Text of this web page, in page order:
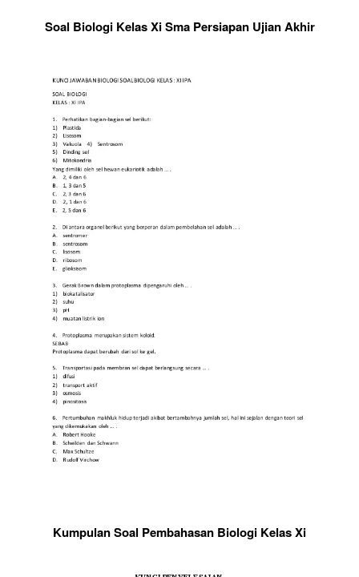
Soal Biologi Kelas Xi Sma Persiapan Ujian Akhir
Kumpulan Soal Pembahasan Biologi Kelas Xi